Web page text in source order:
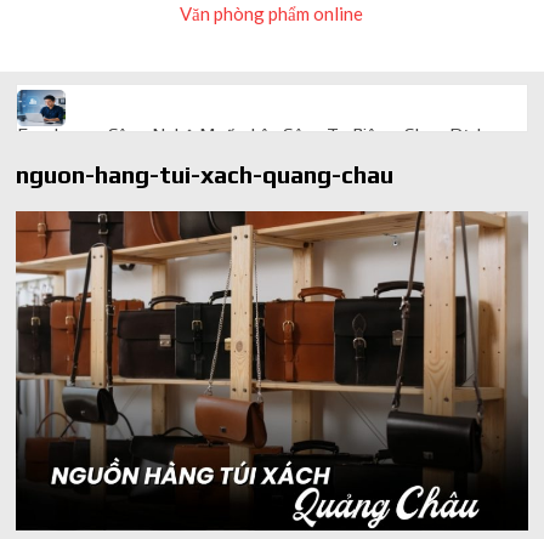
Văn phòng phẩm online
Freelancer Công Nghệ Muốn Lên Công Ty Riêng: Chọn Dịch
Quà cá nhân hóa: vì sao món làm riêng luôn ghi điểm
AI trong doanh nghiệp: Phân biệt RPA, workflow và AI agent
Ứng dụng AI trong doanh nghiệp để cắt giảm chi phí vận hành
Ứng dụng AI cho chăm sóc khách hàng giúp web phản hồi
24/7
AI agent cho doanh nghiệp khác chatbot truyền thống ra sao
nguon-hang-tui-xach-quang-chau